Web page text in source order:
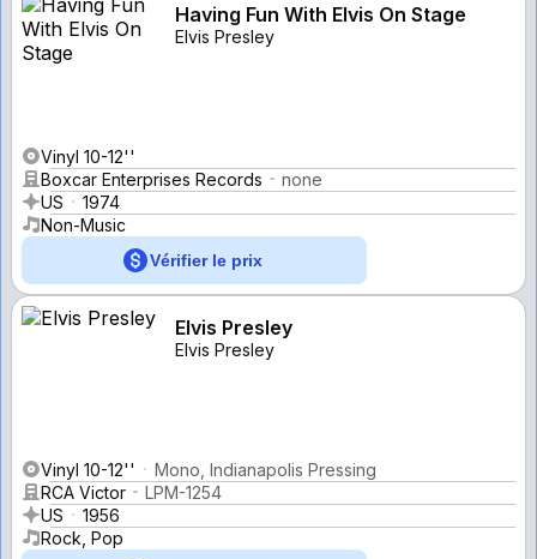
Having Fun With Elvis On Stage
Elvis Presley
Vinyl 10-12''
Boxcar Enterprises Records
none
US
1974
Non-Music
Vérifier le prix
Elvis Presley
Elvis Presley
Vinyl 10-12''
Mono, Indianapolis Pressing
RCA Victor
LPM-1254
US
1956
Rock, Pop